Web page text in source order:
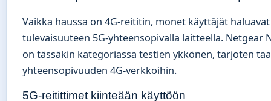
Vaikka haussa on 4G-reititin, monet käyttäjät
tulevaisuuteen 5G-yhteensopivalla laitteella. Netgear
on tässäkin kategoriassa testien ykkönen, tarjoten
yhteensopivuuden 4G-verkkoihin.
5G-reitittimet kiinteään käyttöön